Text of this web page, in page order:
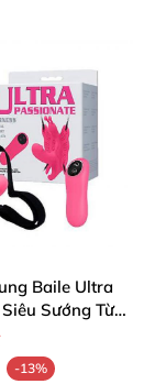
Baile Ultra
Sướng Từ
-13%